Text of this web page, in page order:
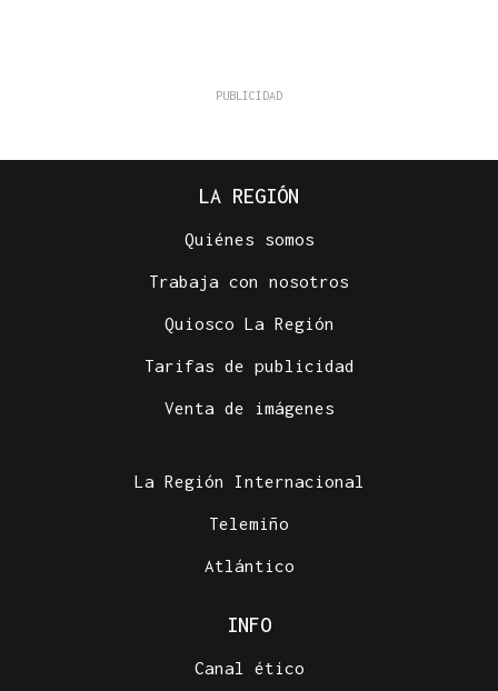
LA REGIÓN
Quiénes somos
Trabaja con nosotros
Quiosco La Región
Tarifas de publicidad
Venta de imágenes
La Región Internacional
Telemiño
Atlántico
INFO
Canal ético